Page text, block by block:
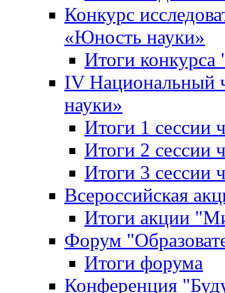
Конкурс
«Юность науки»
Итоги
IV
науки»
Итоги 1 сессии
Итоги 2 сессии
Итоги 3 сессии
Всероссийская
Итоги акции
Форум
Итоги форума
Конференция